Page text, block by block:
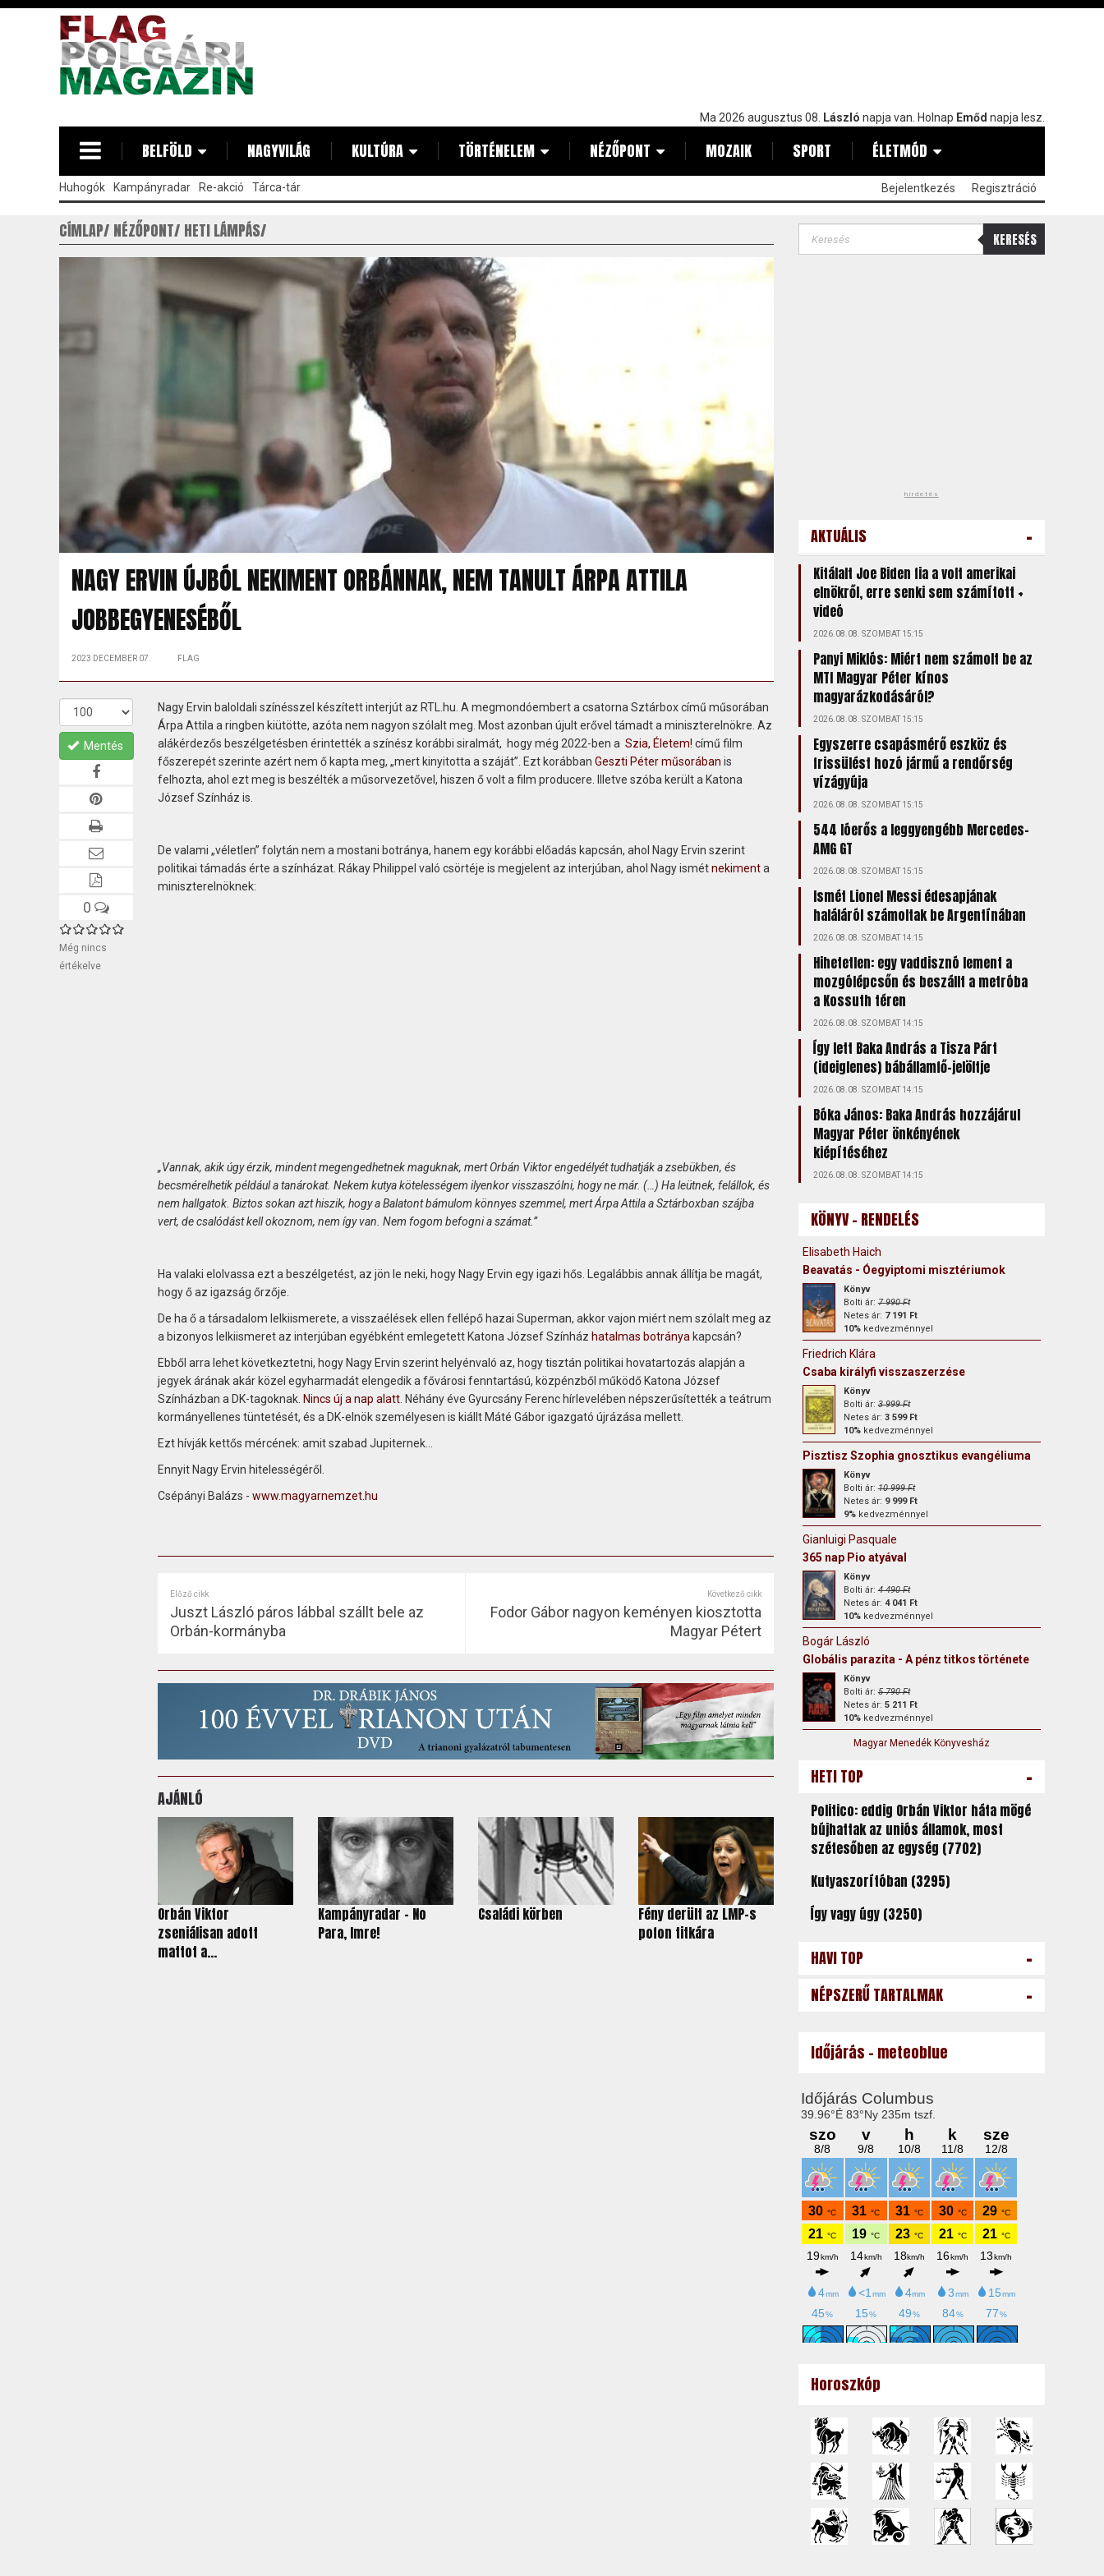
Ma 2026 augusztus 08. László napja van. Holnap Emőd napja lesz.
BELFÖLD NAGYVILÁG KULTÚRA TÖRTÉNELEM NÉZŐPONT MOZAIK SPORT ÉLETMÓD
Huhogók Kampányradar Re-akció Tárca-tár Bejelentkezés Regisztráció
CÍMLAP NÉZŐPONT HETI LÁMPÁS
NAGY ERVIN ÚJBÓL NEKIMENT ORBÁNNAK, NEM TANULT ÁRPA ATTILA
JOBBEGYENESÉBŐL
2023 DECEMBER 07. FLAG
Mentés
0
Még nincs
értékelve
Nagy Ervin baloldali színésszel készített interjút az RTL.hu. A megmondóembert a csatorna Sztárbox című műsorában
Árpa Attila a ringben kiütötte, azóta nem nagyon szólalt meg. Most azonban újult erővel támadt a miniszterelnökre. Az
alákérdezős beszélgetésben érintették a színész korábbi siralmát, hogy még 2022-ben a Szia, Életem! című film
főszerepét szerinte azért nem ő kapta meg, „mert kinyitotta a száját”. Ezt korábban Geszti Péter műsorában is
felhozta, ahol ezt meg is beszélték a műsorvezetővel, hiszen ő volt a film producere. Illetve szóba került a Katona
József Színház is.
De valami „véletlen” folytán nem a mostani botránya, hanem egy korábbi előadás kapcsán, ahol Nagy Ervin szerint
politikai támadás érte a színházat. Rákay Philippel való csörtéje is megjelent az interjúban, ahol Nagy ismétnekimenta
miniszterelnöknek:
„Vannak, akik úgy érzik, mindent megengedhetnek maguknak, mert Orbán Viktor engedélyét tudhatják a zsebükben, és
becsmérelhetik például a tanárokat. Nekem kutya kötelességem ilyenkor visszaszólni, hogy ne már. (…) Ha leütnek, felállok, és
nem hallgatok. Biztos sokan azt hiszik, hogy a Balatont bámulom könnyes szemmel, mert Árpa Attila a Sztárboxban szájba
vert, de csalódást kell okoznom, nem így van. Nem fogom befogni a számat.”
Ha valaki elolvassa ezt a beszélgetést, az jön le neki, hogy Nagy Ervin egy igazi hős. Legalábbis annak állítja be magát,
hogy ő az igazság őrzője.
De ha ő a társadalom lelkiismerete, a visszaélések ellen fellépő hazai Superman, akkor vajon miért nem szólalt meg az
a bizonyos lelkiismeret az interjúban egyébként emlegetett Katona József Színház hatalmas botránya kapcsán?
Ebből arra lehet következtetni, hogy Nagy Ervin szerint helyénvaló az, hogy tisztán politikai hovatartozás alapján a
jegyek árának akár közel egyharmadát elengedik a fővárosi fenntartású, közpénzből működő Katona József
Színházban a DK-tagoknak. Nincs új a nap alatt. Néhány éve Gyurcsány Ferenc hírlevelében népszerűsítették a teátrum
kormányellenes tüntetését, és a DK-elnök személyesen is kiállt Máté Gábor igazgató újrázása mellett.
Ezt hívják kettős mércének: amit szabad Jupiternek…
Ennyit Nagy Ervin hitelességéről.
Csépányi Balázs - www.magyarnemzet.hu
Előző cikk
Juszt László páros lábbal szállt bele az
Orbán-kormányba
Következő cikk
Fodor Gábor nagyon keményen kiosztotta
Magyar Pétert
AJÁNLÓ
Orbán Viktor
zseniálisan adott
mattot a...
Kampányradar – No
Para, Imre!
Családi körben
Fény derült az LMP-s
pofon titkára
KERESÉS
hirdetés
AKTUÁLIS -
Kitálalt Joe Biden fia a volt amerikai
elnökről, erre senki sem számított +
videó
2026.08.08. SZOMBAT 15:15
Panyi Miklós: Miért nem számolt be az
MTI Magyar Péter kínos
magyarázkodásáról?
2026.08.08. SZOMBAT 15:15
Egyszerre csapásmérő eszköz és
frissülést hozó jármű a rendőrség
vízágyúja
2026.08.08. SZOMBAT 15:15
544 lóerős a leggyengébb Mercedes-
AMG GT
2026.08.08. SZOMBAT 15:15
Ismét Lionel Messi édesapjának
haláláról számoltak be Argentínában
2026.08.08. SZOMBAT 14:15
Hihetetlen: egy vaddisznó lement a
mozgólépcsőn és beszállt a metróba
a Kossuth téren
2026.08.08. SZOMBAT 14:15
Így lett Baka András a Tisza Párt
(ideiglenes) bábállamfő-jelöltje
2026.08.08. SZOMBAT 14:15
Bóka János: Baka András hozzájárul
Magyar Péter önkényének
kiépítéséhez
2026.08.08. SZOMBAT 14:15
KÖNYV - RENDELÉS
Elisabeth Haich
Beavatás - Óegyiptomi misztériumok
Könyv
Bolti ár:7 990 Ft
Netes ár: 7 191 Ft
10%kedvezménnyel
Friedrich Klára
Csaba királyfi visszaszerzése
Könyv
Bolti ár:3 999 Ft
Netes ár: 3 599 Ft
10%kedvezménnyel
Pisztisz Szophia gnosztikus evangéliuma
Könyv
Bolti ár:10 999 Ft
Netes ár: 9 999 Ft
9%kedvezménnyel
Gianluigi Pasquale
365 nap Pio atyával
Könyv
Bolti ár:4 490 Ft
Netes ár: 4 041 Ft
10%kedvezménnyel
Bogár László
Globális parazita - A pénz titkos története
Könyv
Bolti ár:5 790 Ft
Netes ár: 5 211 Ft
10%kedvezménnyel
Magyar Menedék Könyvesház
HETI TOP -
Politico: eddig Orbán Viktor háta mögé
bújhattak az uniós államok, most
szétesőben az egység (7702)
Kutyaszorítóban (3295)
Így vagy úgy (3250)
HAVI TOP -
NÉPSZERŰ TARTALMAK -
Időjárás - meteoblue
Horoszkóp